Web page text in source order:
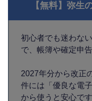
【無料】弥生
初心者でも迷わな
で、帳簿や確定申
2027年分から改正
件には「優良な電
から使うと安心です